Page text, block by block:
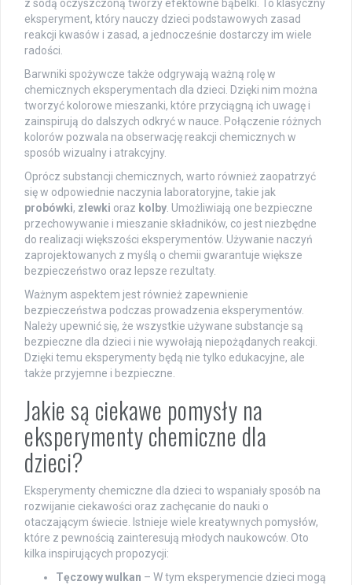
z sodą oczyszczoną tworzy efektowne bąbelki. To klasyczny
eksperyment, który nauczy dzieci podstawowych zasad
reakcji kwasów i zasad, a jednocześnie dostarczy im wiele
radości.
Barwniki spożywcze także odgrywają ważną rolę w
chemicznych eksperymentach dla dzieci. Dzięki nim można
tworzyć kolorowe mieszanki, które przyciągną ich uwagę i
zainspirują do dalszych odkryć w nauce. Połączenie różnych
kolorów pozwala na obserwację reakcji chemicznych w
sposób wizualny i atrakcyjny.
Oprócz substancji chemicznych, warto również zaopatrzyć
się w odpowiednie naczynia laboratoryjne, takie jak
probówki, zlewki oraz kolby . Umożliwiają one bezpieczne
przechowywanie i mieszanie składników, co jest niezbędne
do realizacji większości eksperymentów. Używanie naczyń
zaprojektowanych z myślą o chemii gwarantuje większe
bezpieczeństwo oraz lepsze rezultaty.
Ważnym aspektem jest również zapewnienie
bezpieczeństwa podczas prowadzenia eksperymentów.
Należy upewnić się, że wszystkie używane substancje są
bezpieczne dla dzieci i nie wywołają niepożądanych reakcji.
Dzięki temu eksperymenty będą nie tylko edukacyjne, ale
także przyjemne i bezpieczne.
Jakie są ciekawe pomysły na
eksperymenty chemiczne dla
dzieci?
Eksperymenty chemiczne dla dzieci to wspaniały sposób na
rozwijanie ciekawości oraz zachęcanie do nauki o
otaczającym świecie. Istnieje wiele kreatywnych pomysłów,
które z pewnością zainteresują młodych naukowców. Oto
kilka inspirujących propozycji:
Tęczowy wulkan – W tym eksperymencie dzieci mogą